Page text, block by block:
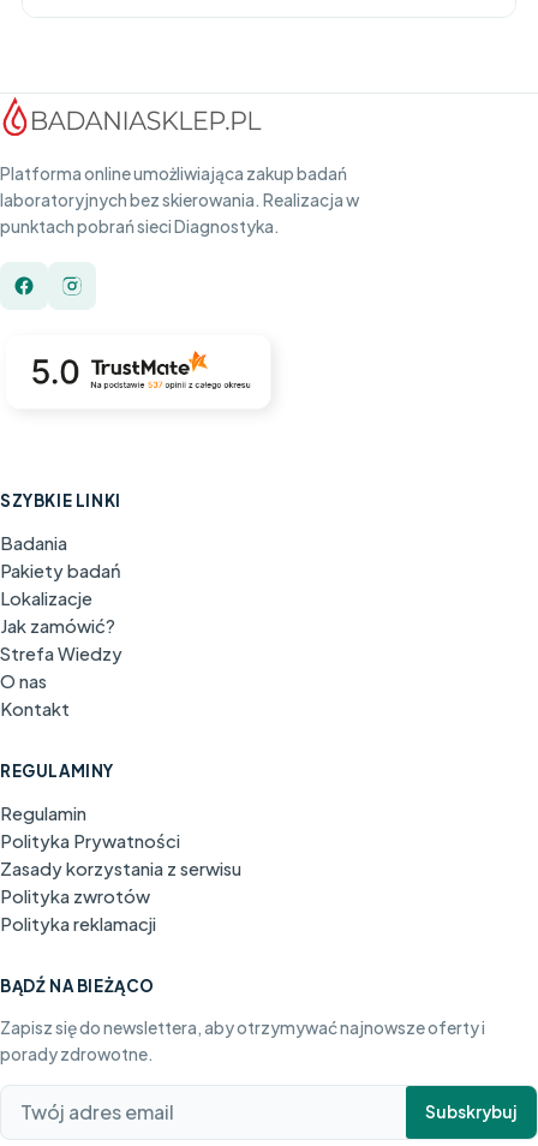
Platforma online umożliwiająca zakup badań
laboratoryjnych bez skierowania. Realizacja w
punktach pobrań sieci Diagnostyka.
SZYBKIE LINKI
Badania
Pakiety badań
Lokalizacje
Jak zamówić?
Strefa Wiedzy
O nas
Kontakt
REGULAMINY
Regulamin
Polityka Prywatności
Zasady korzystania z serwisu
Polityka zwrotów
Polityka reklamacji
BĄDŹ NA BIEŻĄCO
Zapisz się do newslettera, aby otrzymywać najnowsze oferty i
porady zdrowotne.
Subskrybuj